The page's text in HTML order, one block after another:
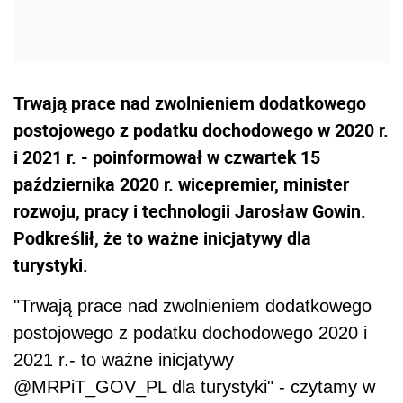
Trwają prace nad zwolnieniem dodatkowego
postojowego z podatku dochodowego w 2020 r.
i 2021 r. - poinformował w czwartek 15
października 2020 r. wicepremier, minister
rozwoju, pracy i technologii Jarosław Gowin.
Podkreślił, że to ważne inicjatywy dla
turystyki.
"Trwają prace nad zwolnieniem dodatkowego
postojowego z podatku dochodowego 2020 i
2021 r.- to ważne inicjatywy
@MRPiT_GOV_PL dla turystyki" - czytamy w